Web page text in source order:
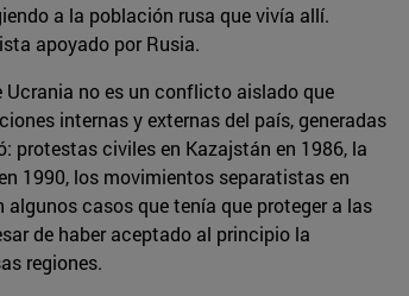
a la población rusa que vivía allí.
apoyado por Rusia.
Ucrania no es un conflicto aislado que
internas y externas del país, generadas
protestas civiles en Kazajstán en 1986, la
1990, los movimientos separatistas en
casos que tenía que proteger a las
de haber aceptado al principio la
regiones.